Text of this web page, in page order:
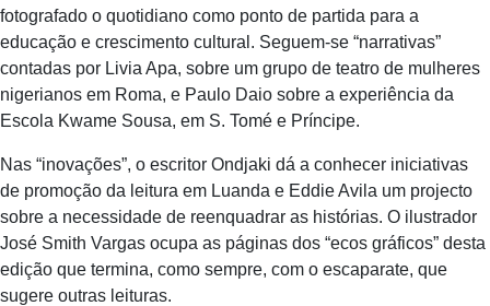
fotografado o quotidiano como ponto de partida para a
educação e crescimento cultural. Seguem-se “narrativas”
contadas por Livia Apa, sobre um grupo de teatro de mulheres
nigerianos em Roma, e Paulo Daio sobre a experiência da
Escola Kwame Sousa, em S. Tomé e Príncipe.
Nas “inovações”, o escritor Ondjaki dá a conhecer iniciativas
de promoção da leitura em Luanda e Eddie Avila um projecto
sobre a necessidade de reenquadrar as histórias. O ilustrador
José Smith Vargas ocupa as páginas dos “ecos gráficos” desta
edição que termina, como sempre, com o escaparate, que
sugere outras leituras.